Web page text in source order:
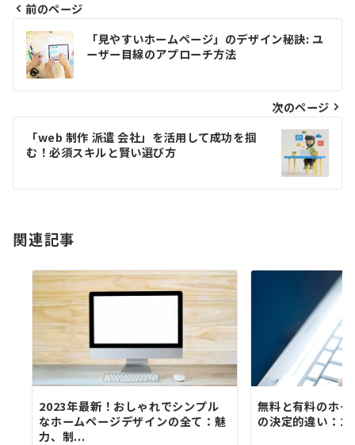
投
稿
ナ
ビ
ー
シ
ン
前のページ
「見やすいホームページ」のデザイン秘訣: ユ
ーザー目線のアプローチ方法
次のページ
「web 制作 派遣 会社」を活用して成功を掴
む！必須スキルと賢い選び方
関連記事
2023年最新！おしゃれでシンプル
なホームページデザインの全て：魅
力、制...
無料と有料のホ
の決定的違い：